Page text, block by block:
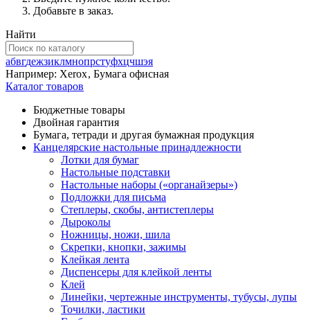
Добавьте в заказ.
Найти
абвгдежзиклмнопрстуфхцчшэя
Например: Xerox, Бумага офисная
Каталог товаров
Бюджетные товары
Двойная гарантия
Бумага, тетради и другая бумажная продукция
Канцелярские настольные принадлежности
Лотки для бумаг
Настольные подставки
Настольные наборы («органайзеры»)
Подложки для письма
Степлеры, скобы, антистеплеры
Дыроколы
Ножницы, ножи, шила
Скрепки, кнопки, зажимы
Клейкая лента
Диспенсеры для клейкой ленты
Клей
Линейки, чертежные инструменты, тубусы, лупы
Точилки, ластики